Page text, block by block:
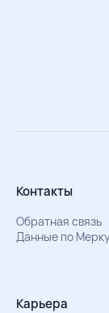
Контакты
Обратная связь
Данные по
Карьера